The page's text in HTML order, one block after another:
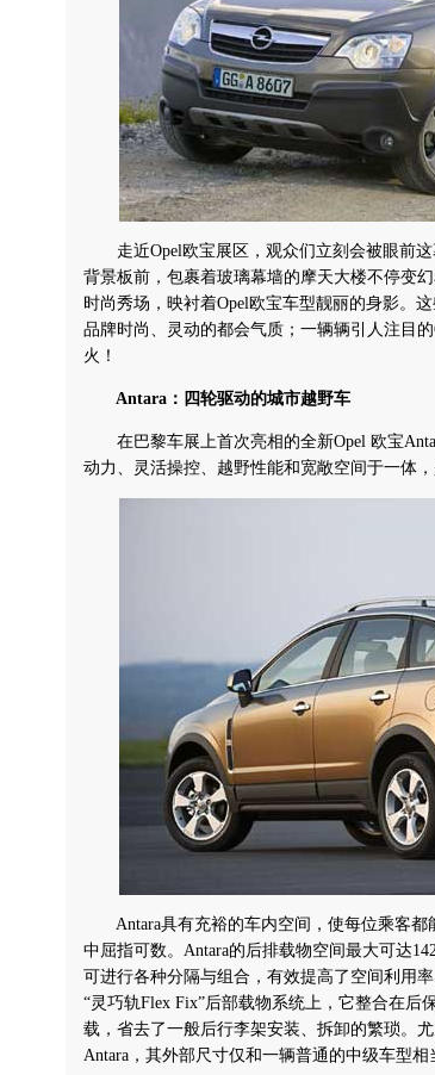
走近Opel欧宝展区，观众们立刻会被眼前这
背景板前，包裹着玻璃幕墙的摩天大楼不停变
时尚秀场，映衬着Opel欧宝车型靓丽的身影。
品牌时尚、灵动的都会气质；一辆辆引人注目
火！
Antara：四轮驱动的城市越野车
在巴黎车展上首次亮相的全新Opel 欧宝
动力、灵活操控、越野性能和宽敞空间于一体
Antara具有充裕的车内空间，使每位乘客都
中屈指可数。Antara的后排载物空间最大可达
可进行各种分隔与组合，有效提高了空间利用
“灵巧轨Flex Fix”后部载物系统上，它整合在后
载，省去了一般后行李架安装、拆卸的繁琐。
Antara，其外部尺寸仅和一辆普通的中级车型相